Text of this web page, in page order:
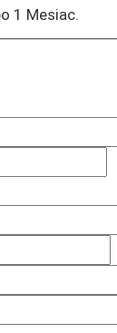
1 Mesiac.